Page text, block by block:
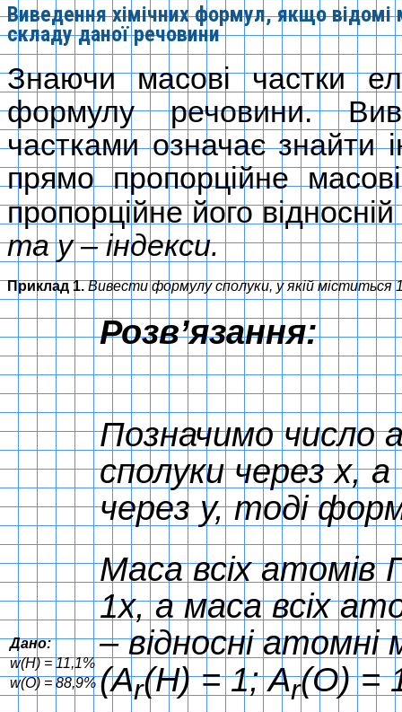
Виведення хімічних формул, якщо відомі
складу даної речовини
Знаючи масові частки
формулу речовини.
частками означає знайти
прямо пропорційне
пропорційне його
та y – індекси.
Приклад 1. Вивести формулу сполуки, у якій міститься
Дано:
w(H) = 11,1%
w(O) = 88,9%
Розв’язання:
Позначимо число
сполуки через x,
через y, тоді
Маса всіх атомів
1x, а маса всіх
– відносні
(Ar(H) = 1; Ar(O) =